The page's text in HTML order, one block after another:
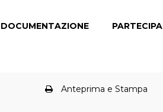
DOCUMENTAZIONE PARTECIPA
Anteprima e Stampa